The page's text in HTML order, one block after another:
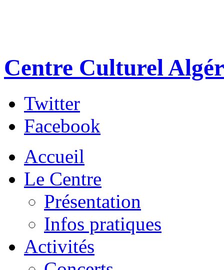
Centre Culturel
Twitter
Facebook
Accueil
Le Centre
Présentation
Infos pratiques
Activités